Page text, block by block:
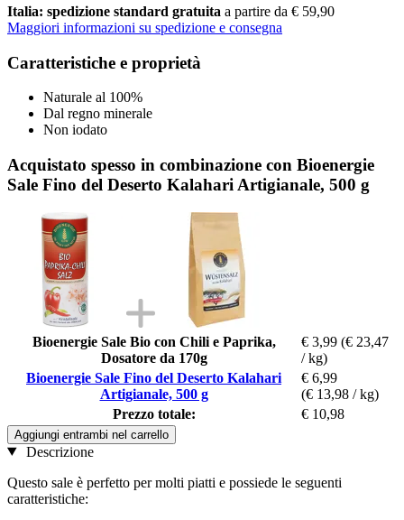
Italia: spedizione standard gratuita a partire da € 59,90
Maggiori informazioni su spedizione e consegna
Caratteristiche e proprietà
Naturale al 100%
Dal regno minerale
Non iodato
Acquistato spesso in combinazione con Bioenergie
Sale Fino del Deserto Kalahari Artigianale, 500 g
Bioenergie Sale Bio con Chili e Paprika,
Dosatore da 170g
€ 3,99 (€ 23,47
/ kg)
Bioenergie Sale Fino del Deserto Kalahari
Artigianale, 500 g
€ 6,99
(€ 13,98 / kg)
Prezzo totale:
€ 10,98
Aggiungi entrambi nel carrello
Descrizione
Questo sale è perfetto per molti piatti e possiede le seguenti
caratteristiche: